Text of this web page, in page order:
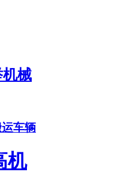
械
车辆
机